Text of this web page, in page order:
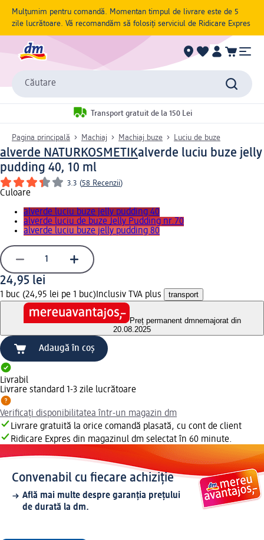
Mulțumim pentru comandă. Momentan timpul de livrare este de 5
zile lucrătoare. Vă recomandăm să folosiți serviciul de Ridicare Expres
Căutare
Transport gratuit de la 150 Lei
Pagina principală Machiaj Machiaj buze Luciu de buze
alverde NATURKOSMETIKalverde luciu buze jelly
pudding 40, 10 ml
3.3 (58 Recenzii)
Culoare
alverde luciu buze jelly pudding 40
alverde luciu de buze Jelly Pudding nr.70
alverde luciu buze jelly pudding 80
24,95 lei
1 buc (24,95 lei pe 1 buc) Inclusiv TVA plus transport
Preț permanent dmnemajorat din
20.08.2025
Adaugă în coș
Livrabil
Livrare standard 1-3 zile lucrătoare
Verificați disponibilitatea într-un magazin dm
Livrare gratuită la orice comandă plasată, cu cont de client
Ridicare Expres din magazinul dm selectat în 60 minute.
Convenabil cu fiecare achiziție
Află mai multe despre garanția prețului
de durată la dm.